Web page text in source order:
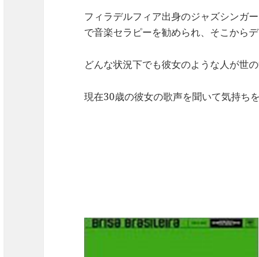
フィラデルフィア出身のジャズシンガ
で音楽セラピーを勧められ、そこから
どんな状況下でも彼女のような人が世の
現在30歳の彼女の歌声を聞いて気持ち